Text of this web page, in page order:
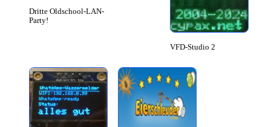
Dritte Oldschool-LAN-
Party!
VFD-Studio 2